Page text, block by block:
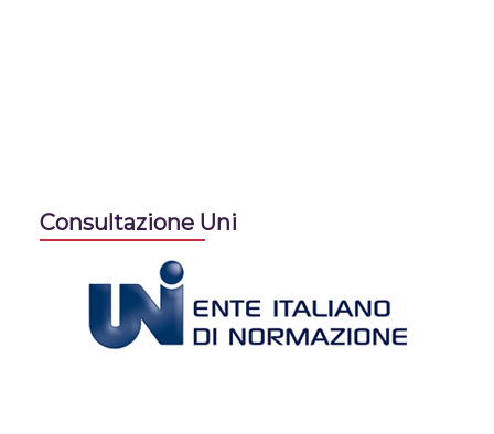
Consultazione Uni